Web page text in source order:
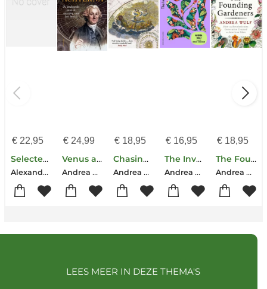
€22,95
Selected Writings
Alexander von Humboldt
€24,99
Venus achterna
Andrea Wulf
€ 18,95
Chasing Venus
Andrea Wulf
€ 16,95
The Invention of Nature
Andrea Wulf
€ 18,95
The Founding Gardeners
Andrea Wulf
LEES MEER IN DEZE THEMA'S